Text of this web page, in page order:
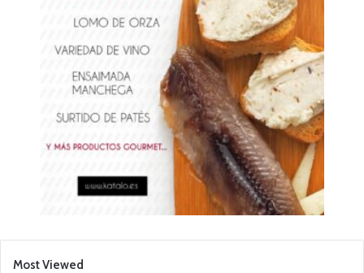
Most Viewed